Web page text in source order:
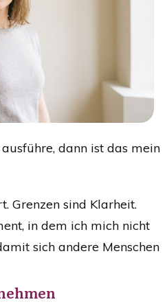
dann ist das mein
Grenzen sind Klarheit.
in dem ich mich nicht
sich andere Menschen